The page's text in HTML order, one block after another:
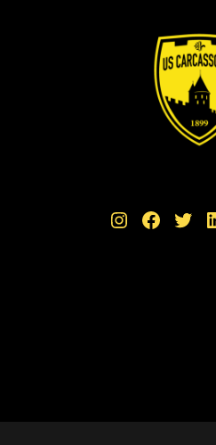
Instagram Facebook Twitter LinkedIn